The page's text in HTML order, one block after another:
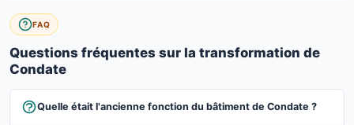
FAQ
Questions fréquentes sur la transformation de
Condate
Quelle était l'ancienne fonction du bâtiment de Condate ?